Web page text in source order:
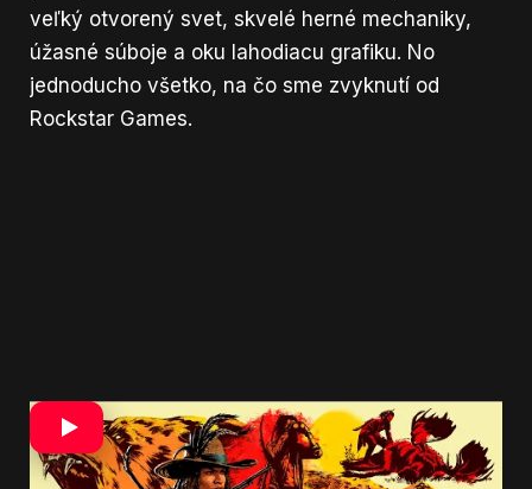
veľký otvorený svet, skvelé herné mechaniky,
úžasné súboje a oku lahodiacu grafiku. No
jednoducho všetko, na čo sme zvyknutí od
Rockstar Games.
Hru právom označujú ako jednu z najlepších
vôbec